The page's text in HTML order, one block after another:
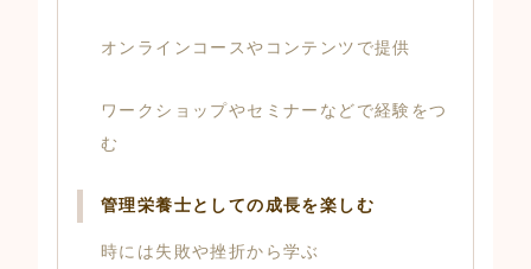
オンラインコースやコンテンツで提供
ワークショップやセミナーなどで経験をつ
む
管理栄養士としての成長を楽しむ
時には失敗や挫折から学ぶ